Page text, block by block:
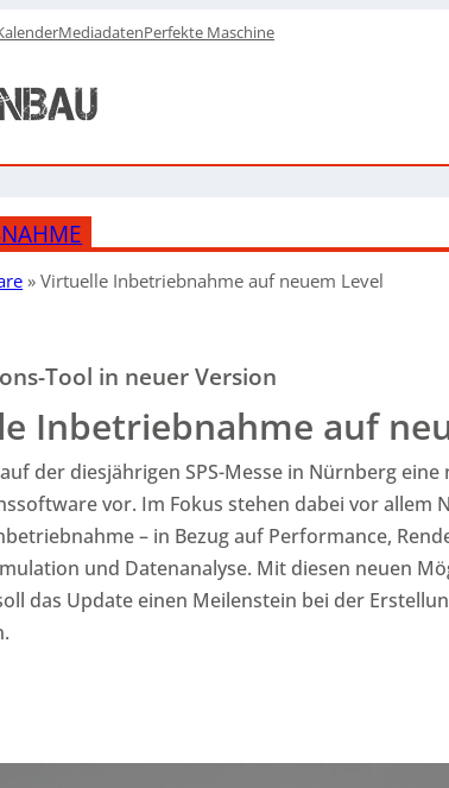
MediadatenPerfekte Maschine
»Virtuelle Inbetriebnahme auf neuem Level
Tool in neuer Version
Inbetriebnahme auf
auf der diesjährigen SPS-Messe in Nürnberg
vor. Im Fokus stehen dabei vor allem
– in Bezug auf Performance,
und Datenanalyse. Mit diesen neuen
das Update einen Meilenstein bei der